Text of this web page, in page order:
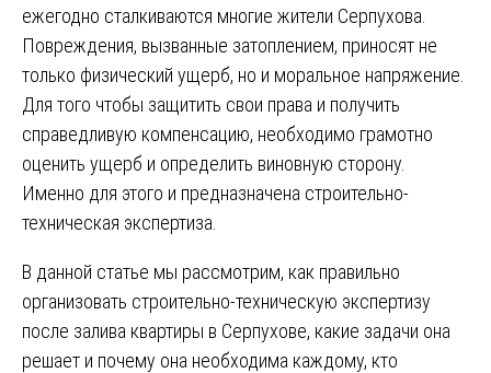
ежегодно сталкиваются многие жители Серпухова.
Повреждения, вызванные затоплением, приносят не
только физический ущерб, но и моральное напряжение.
Для того чтобы защитить свои права и получить
справедливую компенсацию, необходимо грамотно
оценить ущерб и определить виновную сторону.
Именно для этого и предназначена строительно-
техническая экспертиза.
В данной статье мы рассмотрим, как правильно
организовать строительно-техническую экспертизу
после залива квартиры в Серпухове, какие задачи она
решает и почему она необходима каждому, кто